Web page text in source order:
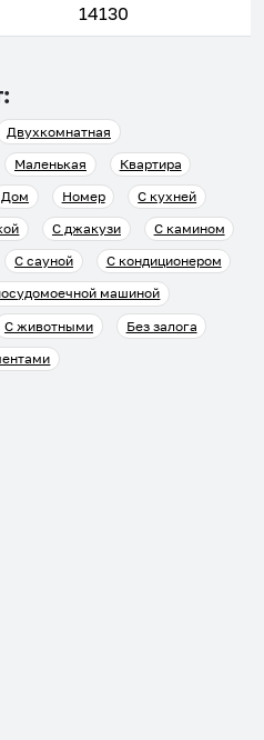
14130
Двухкомнатная
Маленькая
Квартира
Дом Номер
С кухней
С джакузи
С камином
С сауной
С кондиционером
машиной
С животными
Без залога